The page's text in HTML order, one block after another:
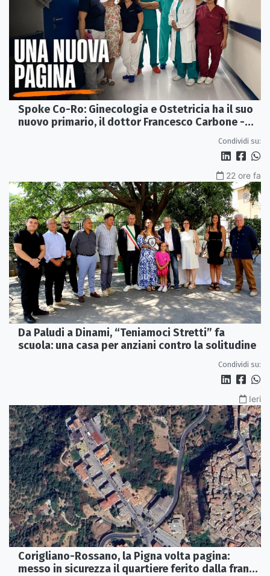
Spoke Co-Ro: Ginecologia e Ostetricia ha il suo
nuovo primario, il dottor Francesco Carbone -
Condividi su:
22 ore fa
Da Paludi a Dinami, “Teniamoci Stretti” fa
scuola: una casa per anziani contro la solitudine
Condividi su:
Ieri
Corigliano-Rossano, la Pigna volta pagina:
messo in sicurezza il quartiere ferito dalla frana